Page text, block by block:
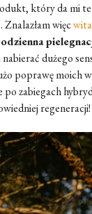
który da mi te
Znalazłam więc
nabierać dużego
poprawę moich
zabiegach
regeneracji!